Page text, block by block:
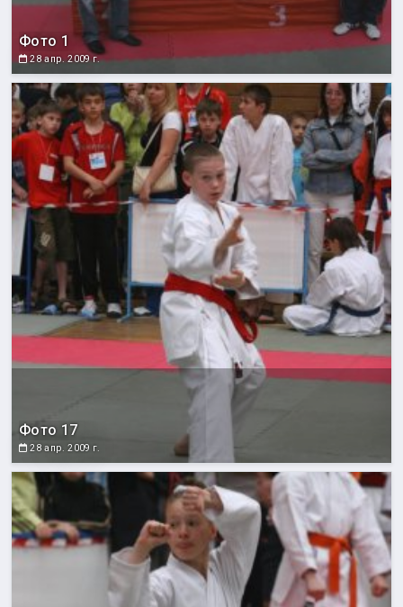
Фото 1
28 апр. 2009 г.
Фото 17
28 апр. 2009 г.